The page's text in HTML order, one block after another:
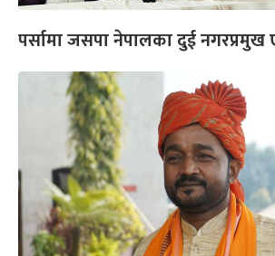
पर्सामा जसपा नेपालका दुई नगरप्रमुख